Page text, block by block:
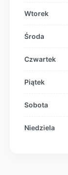
Wtorek
Środa
Czwartek
Piątek
Sobota
Niedziela